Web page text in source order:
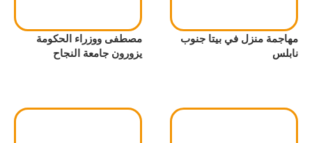
مهاجمة منزل في بيتا جنوب
نابلس
مصطفى ووزراء الحكومة
يزورون جامعة النجاح